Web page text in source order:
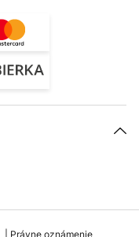
Právne oznámenie